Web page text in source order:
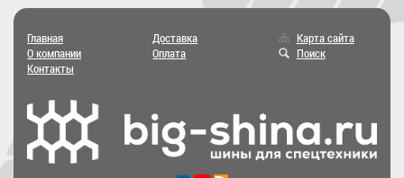
Главная
О компании
Контакты
Доставка
Оплата
Карта сайта
Поиск